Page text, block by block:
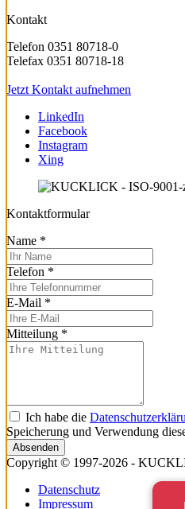
Kontakt
Telefon 0351 80718-0
Telefax 0351 80718-18
Jetzt Kontakt aufnehmen
LinkedIn
Facebook
Instagram
Xing
Kontaktformular
Name *
Telefon *
E-Mail *
Mitteilung *
Ich habe die
Speicherung und Verwendung
Absenden
Copyright © 1997-2026 -
Datenschutz
Impressum